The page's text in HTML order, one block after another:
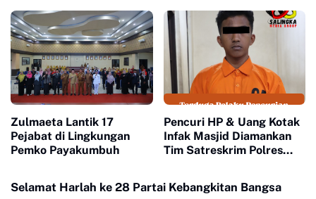
2026-2031
Zulmaeta Lantik 17
Pejabat di Lingkungan
Pemko Payakumbuh
Pencuri HP & Uang Kotak
Infak Masjid Diamankan
Tim Satreskrim Polres
Selamat Harlah ke 28 Partai Kebangkitan Bangsa